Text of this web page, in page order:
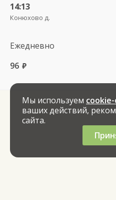
14:13
Конюхово д.
Ежедневно
96 руб.
Мы используем
ваших действий,
сайта.